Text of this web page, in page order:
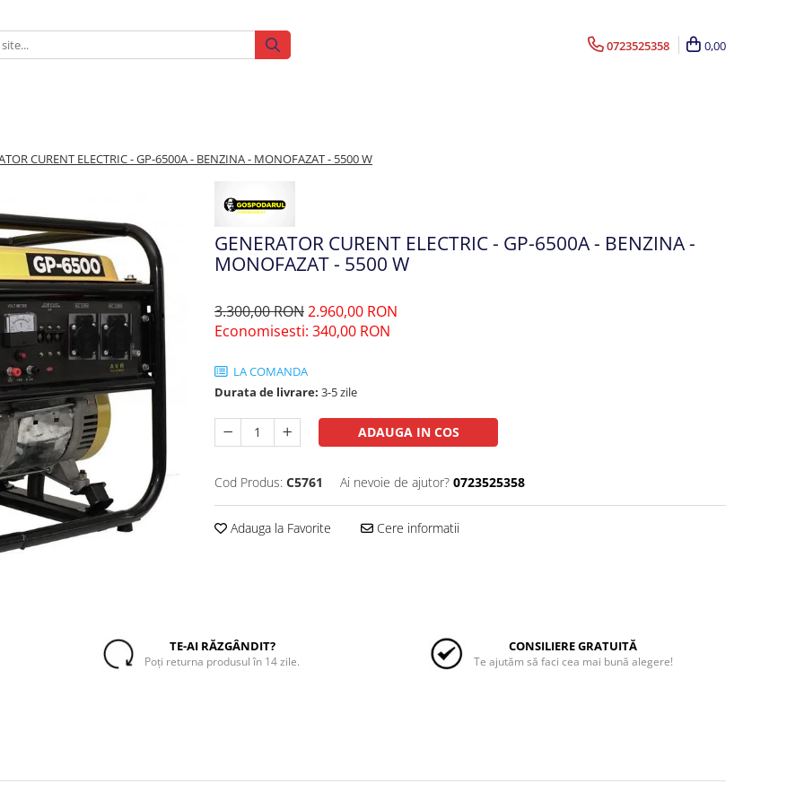
0723525358 0,00
CURENT ELECTRIC - GP-6500A - BENZINA - MONOFAZAT - 5500 W
GENERATOR CURENT ELECTRIC - GP-6500A - BENZINA -
MONOFAZAT - 5500 W
3.300,00 RON2.960,00 RON
Economisesti: 340,00 RON
LA COMANDA
Durata de livrare: 3-5 zile
ADAUGA IN COS
Cod Produs: C5761 Ai nevoie de ajutor? 0723525358
Adauga la Favorite Cere informatii
TE-AI RĂZGÂNDIT?
Poți returna produsul în 14 zile.
CONSILIERE GRATUITĂ
Te ajutăm să faci cea mai bună alegere!